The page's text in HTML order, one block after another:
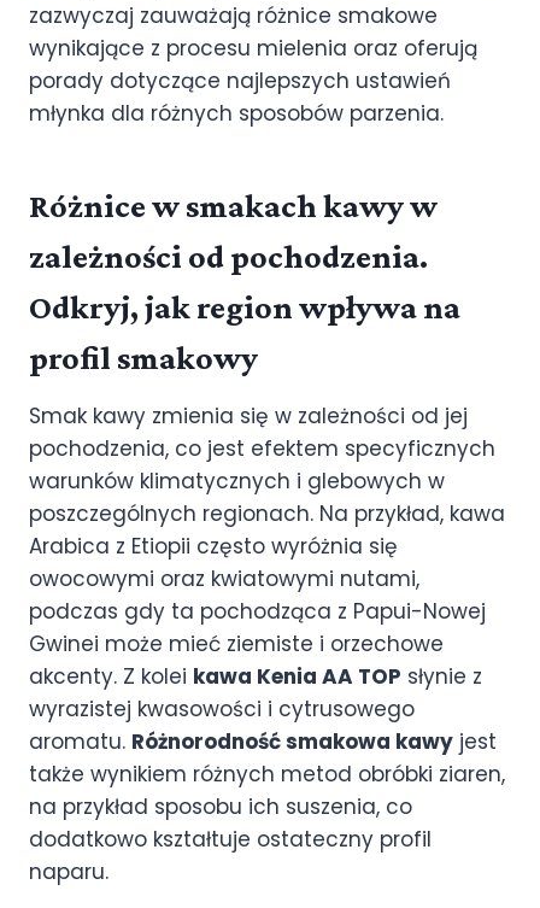
zazwyczaj zauważają różnice smakowe
wynikające z procesu mielenia oraz oferują
porady dotyczące najlepszych ustawień
młynka dla różnych sposobów parzenia.
Różnice w smakach kawy w
zależności od pochodzenia.
Odkryj, jak region wpływa na
profil smakowy
Smak kawy zmienia się w zależności od jej
pochodzenia, co jest efektem specyficznych
warunków klimatycznych i glebowych w
poszczególnych regionach. Na przykład, kawa
Arabica z Etiopii często wyróżnia się
owocowymi oraz kwiatowymi nutami,
podczas gdy ta pochodząca z Papui-Nowej
Gwinei może mieć ziemiste i orzechowe
akcenty. Z kolei kawa Kenia AA TOP słynie z
wyrazistej kwasowości i cytrusowego
aromatu. Różnorodność smakowa kawy jest
także wynikiem różnych metod obróbki ziaren,
na przykład sposobu ich suszenia, co
dodatkowo kształtuje ostateczny profil
naparu.